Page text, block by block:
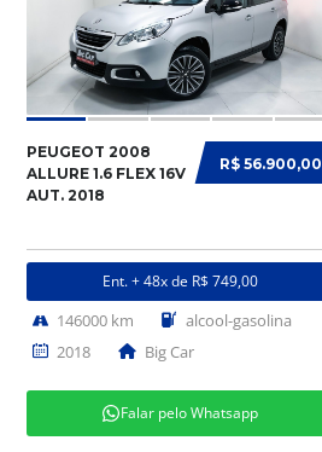
R$ 56.900,00
PEUGEOT 2008
ALLURE 1.6 FLEX 16V
AUT. 2018
Ent. + 48x de R$ 749,00
146000 km
alcool-gasolina
2018
Big Car
Falar pelo Whatsapp